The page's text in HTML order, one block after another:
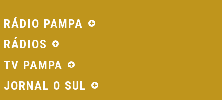
RÁDIO PAMPA
RÁDIOS
TV PAMPA
JORNAL O SUL